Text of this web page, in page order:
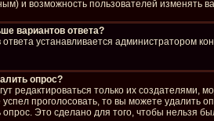
и возможность пользователей изменять
вариантов ответа?
ответа устанавливается администратором
опрос?
редактироваться только их
проголосовать, то вы можете удалить
опрос. Это сделано для того, чтобы нельзя